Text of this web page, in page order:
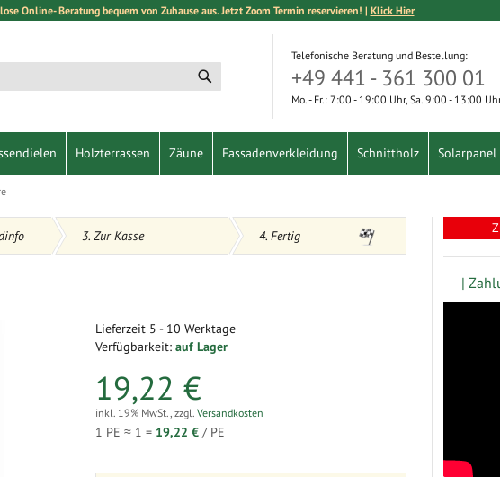
Online- Beratung bequem von Zuhause aus. Jetzt Zoom Termin reservieren! | Klick Hier
Telefonische Beratung und Bestellung:
+49 441 - 361 300 01
Mo. - Fr.: 7:00 - 19:00 Uhr, Sa. 9:00 - 13:00
Holzterrassen Zäune Fassadenverkleidung Schnittholz Solarpanel
3. Zur Kasse 4. Fertig
Lieferzeit 5 - 10 Werktage
Verfügbarkeit: auf Lager
19,22 €
inkl. 19% MwSt.,zzgl.Versandkosten
1 PE ≈ 1 = 19,22 € / PE
|